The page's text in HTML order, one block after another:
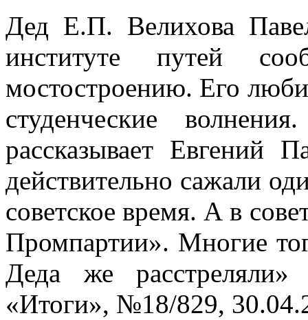
Дед Е.П. Велихова
институте путей
мостостроению. Его
студенческие
рассказывает
действительно сажали
советское время. А в
Промпартии». Многие
Деда же
«Итоги», №18/829,